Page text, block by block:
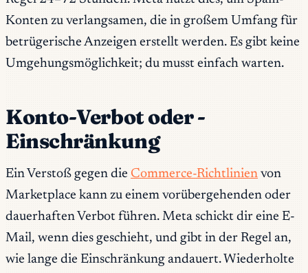
Konten zu verlangsamen, die in großem Umfang für
betrügerische Anzeigen erstellt werden. Es gibt keine
Umgehungsmöglichkeit; du musst einfach warten.
Konto-Verbot oder -
Einschränkung
Ein Verstoß gegen die Commerce-Richtlinien von
Marketplace kann zu einem vorübergehenden oder
dauerhaften Verbot führen. Meta schickt dir eine E-
Mail, wenn dies geschieht, und gibt in der Regel an,
wie lange die Einschränkung andauert. Wiederholte